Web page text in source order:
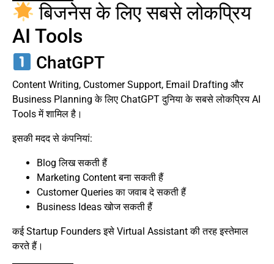
बिजनेस के लिए सबसे लोकप्रिय
AI Tools
ChatGPT
Content Writing, Customer Support, Email Drafting और
Business Planning के लिए ChatGPT दुनिया के सबसे लोकप्रिय AI
Tools में शामिल है।
इसकी मदद से कंपनियां:
Blog लिख सकती हैं
Marketing Content बना सकती हैं
Customer Queries का जवाब दे सकती हैं
Business Ideas खोज सकती हैं
कई Startup Founders इसे Virtual Assistant की तरह इस्तेमाल
करते हैं।